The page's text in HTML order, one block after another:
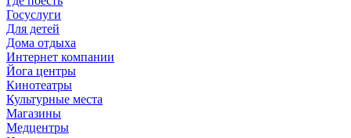
Госуслуги
Для детей
Дома отдыха
Интернет компании
Йога центры
Кинотеатры
Культурные места
Магазины
Медцентры